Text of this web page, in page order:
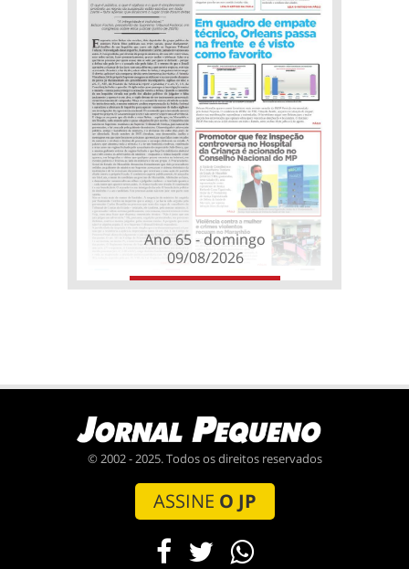
Ano 65 - domingo
09/08/2026
© 2002 - 2025. Todos os direitos reservados
ASSINE O JP